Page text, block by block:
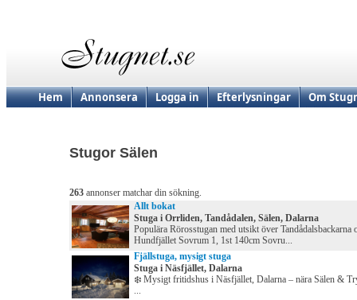
Hem Annonsera Logga in Efterlysningar Om
Stugor Sälen
263 annonser matchar din sökning.
Allt bokat
Stuga i Orrliden, Tandådalen, Sälen, Dalarna
Populära Rörosstugan med utsikt över Tandådalsbackarna
Hundfjället Sovrum 1, 1st 140cm Sovru...
Fjällstuga, mysigt stuga
Stuga i Näsfjället, Dalarna
❄️ Mysigt fritidshus i Näsfjället, Dalarna – nära Sälen &
...